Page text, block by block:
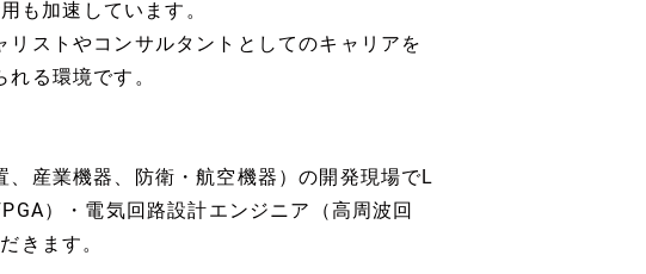
も加速しています。
ストやコンサルタントとしてのキャリアを
る環境です。
産業機器、防衛・航空機器）の開発現場でL
）・電気回路設計エンジニア（高周波回
きます。